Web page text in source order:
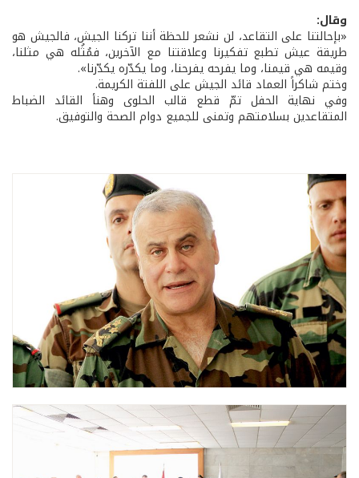
وقال:
«بإحالتنا على التقاعد، لن نشعر للحظة أننا تركنا الجيش، فالجيش هو
طريقة عيش تطبع تفكيرنا وعلاقتنا مع الآخرين، فمُثُله هي مثلنا،
وقيمه هي قيمنا، وما يفرحه يفرحنا، وما يكدّره يكدّرنا».
وختم شاكراً العماد قائد الجيش على اللفتة الكريمة.
وفي نهاية الحفل تمّ قطع قالب الحلوى وهنأ القائد الضباط
المتقاعدين بسلامتهم وتمنى للجميع دوام الصحة والتوفيق.